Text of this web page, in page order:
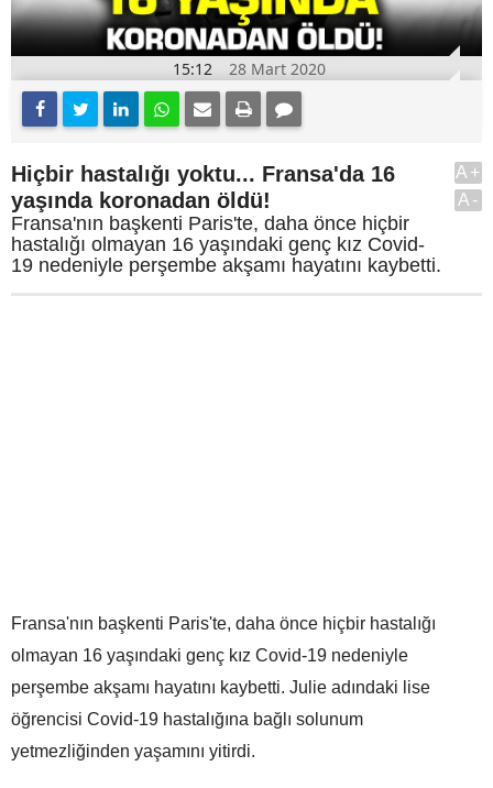
15:12 28 Mart 2020
Hiçbir hastalığı yoktu... Fransa'da 16
yaşında koronadan öldü!
Fransa'nın başkenti Paris'te, daha önce hiçbir
hastalığı olmayan 16 yaşındaki genç kız Covid-
19 nedeniyle perşembe akşamı hayatını kaybetti.
A+
A-
Fransa'nın başkenti Paris'te, daha önce hiçbir hastalığı
olmayan 16 yaşındaki genç kız Covid-19 nedeniyle
perşembe akşamı hayatını kaybetti. Julie adındaki lise
öğrencisi Covid-19 hastalığına bağlı solunum
yetmezliğinden yaşamını yitirdi.